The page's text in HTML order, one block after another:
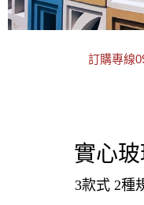
訂購專線
實心玻
3款式 2種規